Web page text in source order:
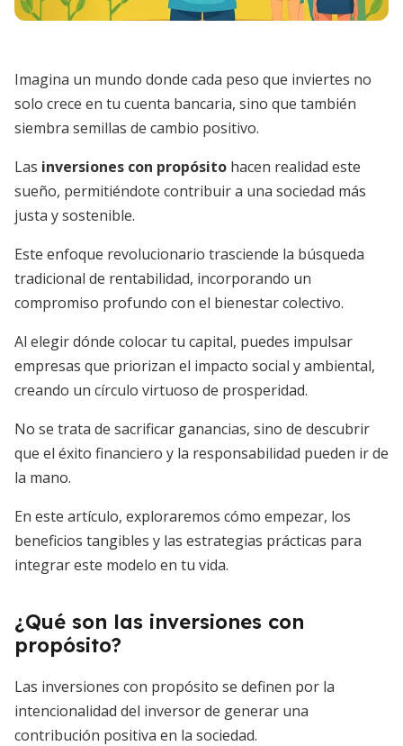
Imagina un mundo donde cada peso que inviertes no
solo crece en tu cuenta bancaria, sino que también
siembra semillas de cambio positivo.
Las inversiones con propósito hacen realidad este
sueño, permitiéndote contribuir a una sociedad más
justa y sostenible.
Este enfoque revolucionario trasciende la búsqueda
tradicional de rentabilidad, incorporando un
compromiso profundo con el bienestar colectivo.
Al elegir dónde colocar tu capital, puedes impulsar
empresas que priorizan el impacto social y ambiental,
creando un círculo virtuoso de prosperidad.
No se trata de sacrificar ganancias, sino de descubrir
que el éxito financiero y la responsabilidad pueden ir de
la mano.
En este artículo, exploraremos cómo empezar, los
beneficios tangibles y las estrategias prácticas para
integrar este modelo en tu vida.
¿Qué son las inversiones con
propósito?
Las inversiones con propósito se definen por la
intencionalidad del inversor de generar una
contribución positiva en la sociedad.